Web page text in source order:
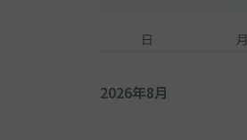
[普通車]
(08:00～22:00)最大2500円
[普通車・ハイルーフ]
日 月
2026年8月